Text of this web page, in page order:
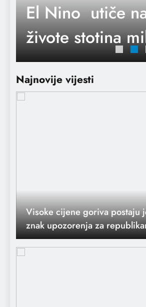
Američki ratni
koji je
napadima na
stigao u
Najnovije vijesti
Visoke cijene goriva postaju
sredini mandata
Ukrajina napada ruske
nekoliko sati nakon što SAD
sankcije na moskovsku naftu